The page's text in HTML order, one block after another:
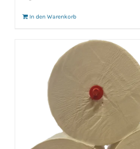
In den Warenkorb